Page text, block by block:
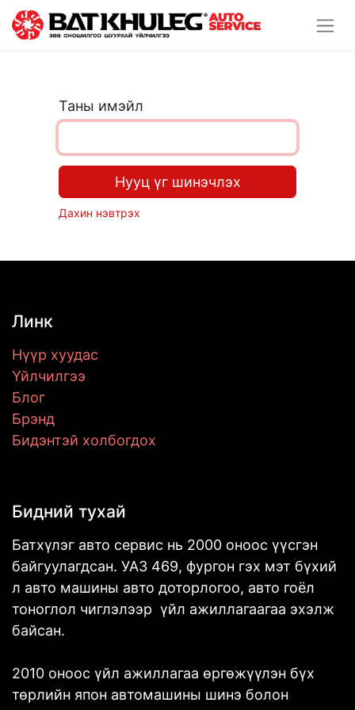
Таны имэйл
Нууц үг шинэчлэх
Дахин нэвтрэх
Линк
Нүүр хуудас
Үйлчилгээ
Блог
Брэнд
Бидэнтэй холбогдох
Бидний тухай
Батхүлэг авто сервис нь 2000 оноос үүсгэн
байгуулагдсан. УАЗ 469, фургон гэх мэт бүхий
л авто машины авто доторлогоо, авто гоёл
тоноглол чиглэлээр үйл ажиллагаагаа эхэлж
байсан.
2010 оноос үйл ажиллагаа өргөжүүлэн бүх
төрлийн япон автомашины шинэ болон